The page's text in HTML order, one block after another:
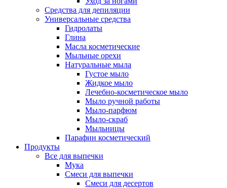
Средства для депиляции
Универсальные средства
Гидролаты
Глина
Масла косметические
Мыльные орехи
Натуральные мыла
Густое мыло
Жидкое мыло
Лечебно-косметическое мыло
Мыло ручной работы
Мыло-парфюм
Мыло-скраб
Мыльницы
Парафин косметический
Продукты
Все для выпечки
Мука
Смеси для выпечки
Смеси для десертов